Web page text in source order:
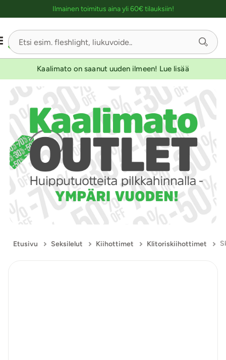
Ilmainen toimitus aina yli 60€ tilauksiin!
Kaalimato on saanut uuden ilmeen! Lue lisää
Etusivu Seksilelut Kiihottimet Klitoriskiihottimet